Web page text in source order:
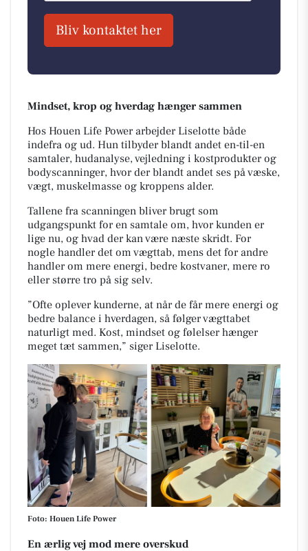
Bliv kontaktet her
Mindset, krop og hverdag hænger sammen
Hos Houen Life Power arbejder Liselotte både
indefra og ud. Hun tilbyder blandt andet en-til-en
samtaler, hudanalyse, vejledning i kostprodukter og
bodyscanninger, hvor der blandt andet ses på væske,
vægt, muskelmasse og kroppens alder.
Tallene fra scanningen bliver brugt som
udgangspunkt for en samtale om, hvor kunden er
lige nu, og hvad der kan være næste skridt. For
nogle handler det om vægttab, mens det for andre
handler om mere energi, bedre kostvaner, mere ro
eller større tro på sig selv.
”Ofte oplever kunderne, at når de får mere energi og
bedre balance i hverdagen, så følger vægttabet
naturligt med. Kost, mindset og følelser hænger
meget tæt sammen,” siger Liselotte.
Foto: Houen Life Power
En ærlig vej mod mere overskud